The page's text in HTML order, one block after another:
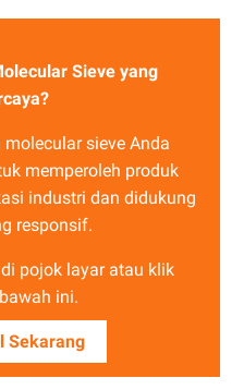
Sieve yang
sieve Anda
memperoleh produk
industri dan didukung
responsif.
pojok layar atau klik
ini.
Sekarang